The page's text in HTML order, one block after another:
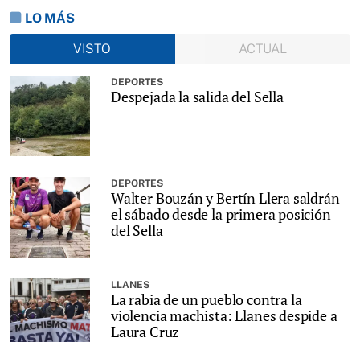
LO MÁS
VISTO
ACTUAL
DEPORTES
Despejada la salida del Sella
DEPORTES
Walter Bouzán y Bertín Llera saldrán
el sábado desde la primera posición
del Sella
LLANES
La rabia de un pueblo contra la
violencia machista: Llanes despide a
Laura Cruz